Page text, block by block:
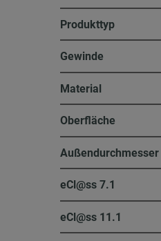
Produkttyp
Gewinde
Material
Oberfläche
Außendurchmesser
eCl@ss 7.1
eCl@ss 11.1